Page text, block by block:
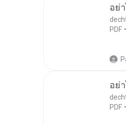
อย่
PDF
อย่
PDF